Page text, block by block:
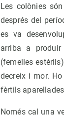
Les colònies
després del
es va
arriba a produir
(femelles
decreix i mor.
fèrtils
Només cal una